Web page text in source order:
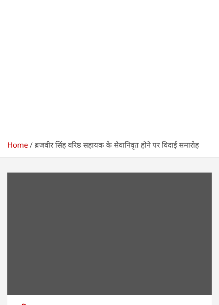
Home ब्रजवीर सिंह वरिष्ठ सहायक के सेवानिवृत होने पर विदाई समारोह